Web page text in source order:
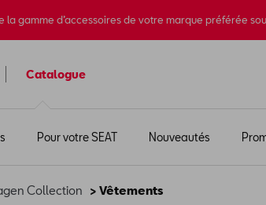
gamme d’accessoires de votre marque préférée
Catalogue
Pour votre SEAT Nouveautés
Collection > Vêtements